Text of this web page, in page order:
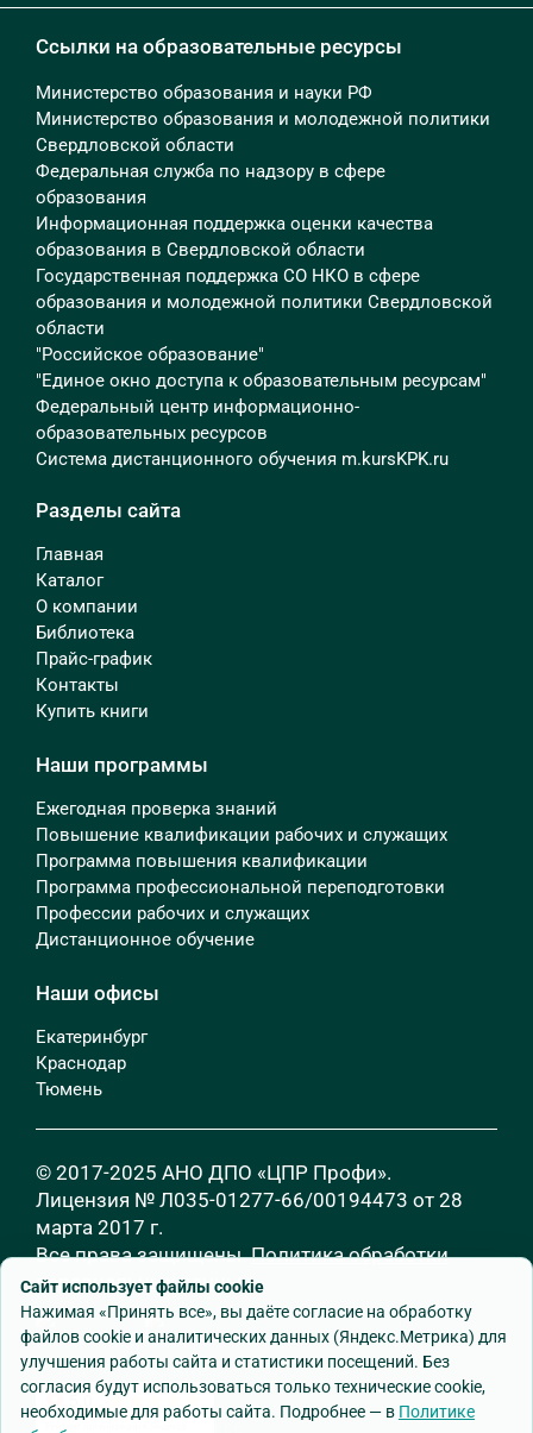
Ссылки на образовательные ресурсы
Министерство образования и науки РФ
Министерство образования и молодежной политики
Свердловской области
Федеральная служба по надзору в сфере
образования
Информационная поддержка оценки качества
образования в Свердловской области
Государственная поддержка СО НКО в сфере
образования и молодежной политики Свердловской
области
"Российское образование"
"Единое окно доступа к образовательным ресурсам"
Федеральный центр информационно-
образовательных ресурсов
Система дистанционного обучения m.kursKPK.ru
Разделы сайта
Главная
Каталог
О компании
Библиотека
Прайс-график
Контакты
Купить книги
Наши программы
Ежегодная проверка знаний
Повышение квалификации рабочих и служащих
Программа повышения квалификации
Программа профессиональной переподготовки
Профессии рабочих и служащих
Дистанционное обучение
Наши офисы
Екатеринбург
Краснодар
Тюмень
© 2017-2025 АНО ДПО «ЦПР Профи».
Лицензия № Л035-01277-66/00194473 от 28
марта 2017 г.
Все права защищены.Политика обработки
персональных данных
Сайт использует файлы cookie
Нажимая «Принять все», вы даёте согласие на обработку
файлов cookie и аналитических данных (Яндекс.Метрика) для
улучшения работы сайта и статистики посещений. Без
согласия будут использоваться только технические cookie,
необходимые для работы сайта. Подробнее — в Политике